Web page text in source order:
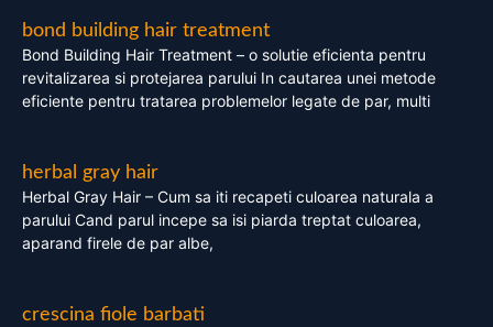
bond building hair treatment
Bond Building Hair Treatment – o solutie eficienta pentru
revitalizarea si protejarea parului In cautarea unei metode
eficiente pentru tratarea problemelor legate de par, multi
herbal gray hair
Herbal Gray Hair – Cum sa iti recapeti culoarea naturala a
parului Cand parul incepe sa isi piarda treptat culoarea,
aparand firele de par albe,
crescina fiole barbati